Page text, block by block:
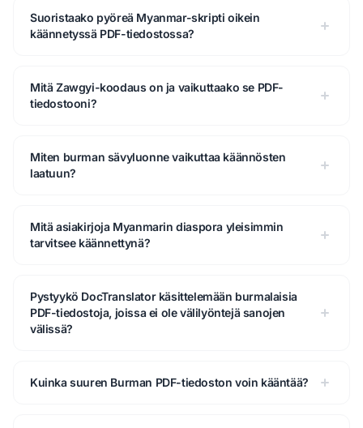
Suoristaako pyöreä Myanmar-skripti oikein
käännetyssä PDF-tiedostossa?
Mitä Zawgyi-koodaus on ja vaikuttaako se PDF-
tiedostooni?
Miten burman sävyluonne vaikuttaa käännösten
laatuun?
Mitä asiakirjoja Myanmarin diaspora yleisimmin
tarvitsee käännettynä?
Pystyykö DocTranslator käsittelemään burmalaisia
PDF-tiedostoja, joissa ei ole välilyöntejä sanojen
välissä?
Kuinka suuren Burman PDF-tiedoston voin kääntää?